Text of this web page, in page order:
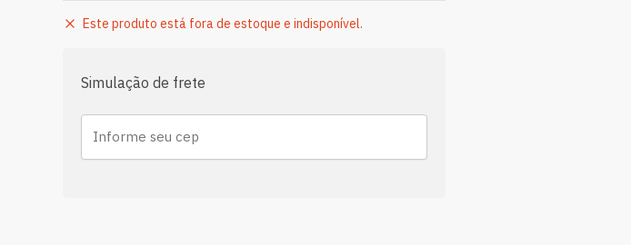
Este produto está fora de estoque e indisponível.
Simulação de frete